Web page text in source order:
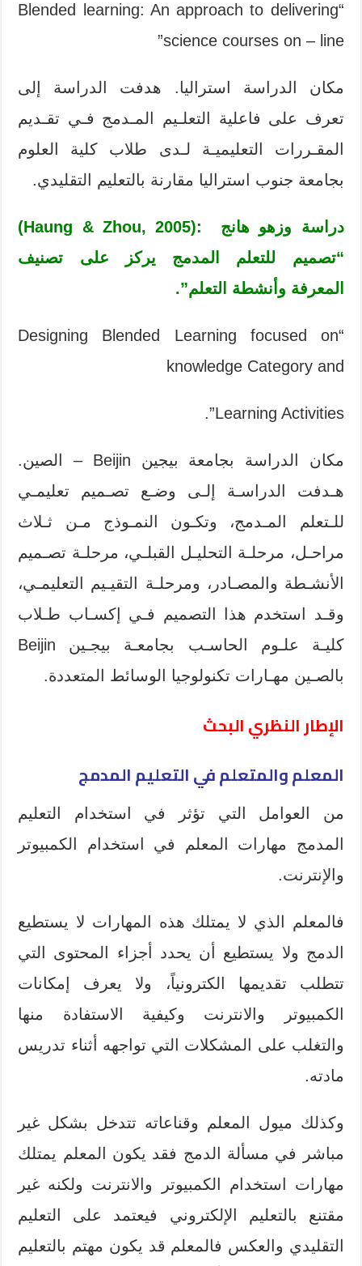
“Blended learning: An approach to delivering
science courses on – line”
مكان الدراسة استراليا. هدفت الدراسة إلى
تعرف على فاعلية التعلـيم المـدمج فـي تقـديم
المقـررات التعليميـة لـدى طلاب كلية العلوم
بجامعة جنوب استراليا مقارنة بالتعليم التقليدي.
دراسة وزهو هانج :(Haung & Zhou, 2005)
“تصميم للتعلم المدمج يركز على تصنيف
المعرفة وأنشطة التعلم”.
“Designing Blended Learning focused on
knowledge Category and
Learning Activities”.
مكان الدراسة بجامعة بيجين Beijin – الصين.
هـدفت الدراسـة إلـى وضـع تصـميم تعليمـي
للـتعلم المـدمج، وتكـون النمـوذج مـن ثـلاث
مراحـل، مرحلـة التحليـل القبلـي، مرحلـة تصـميم
الأنشـطة والمصـادر، ومرحلـة التقيـيم التعليمـي،
وقـد استخدم هذا التصميم فـي إكسـاب طـلاب
كليـة علـوم الحاسـب بجامعـة بيجـين Beijin
بالصـين مهـارات تكنولوجيا الوسائط المتعددة.
الإطار النظري البحث
المعلم والمتعلم في التعليم المدمج
من العوامل التي تؤثر في استخدام التعليم
المدمج مهارات المعلم في استخدام الكمبيوتر
والإنترنت.
فالمعلم الذي لا يمتلك هذه المهارات لا يستطيع
الدمج ولا يستطيع أن يحدد أجزاء المحتوى التي
تتطلب تقديمها الكترونياً، ولا يعرف إمكانات
الكمبيوتر والانترنت وكيفية الاستفادة منها
والتغلب على المشكلات التي تواجهه أثناء تدريس
مادته.
وكذلك ميول المعلم وقناعاته تتدخل بشكل غير
مباشر في مسألة الدمج فقد يكون المعلم يمتلك
مهارات استخدام الكمبيوتر والانترنت ولكنه غير
مقتنع بالتعليم الإلكتروني فيعتمد على التعليم
التقليدي والعكس فالمعلم قد يكون مهتم بالتعليم